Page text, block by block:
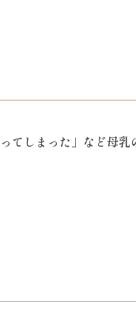
てしまった」など母